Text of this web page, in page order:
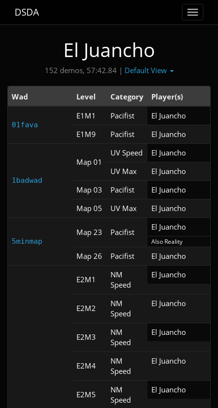
Toggle
DSDA
El Juancho
152 demos, 57:42.84 | Default View
Wad Level Category Player(s)
01fava
E1M1 Pacifist
El Juancho
E1M9
Pacifist El Juancho
1badwad
Map 01
UV Speed
El Juancho
UV Max
El Juancho
Map 03
Pacifist
El Juancho
Map 05
UV Max El Juancho
5minmap
Map 23 Pacifist
El Juancho
Also Reality
Map 26 Pacifist El Juancho
E2M1
NM
Speed
El Juancho
E2M2
NM
Speed
El Juancho
E2M3
NM
Speed
El Juancho
E2M4
NM
Speed
El Juancho
E2M5
NM
Speed
El Juancho